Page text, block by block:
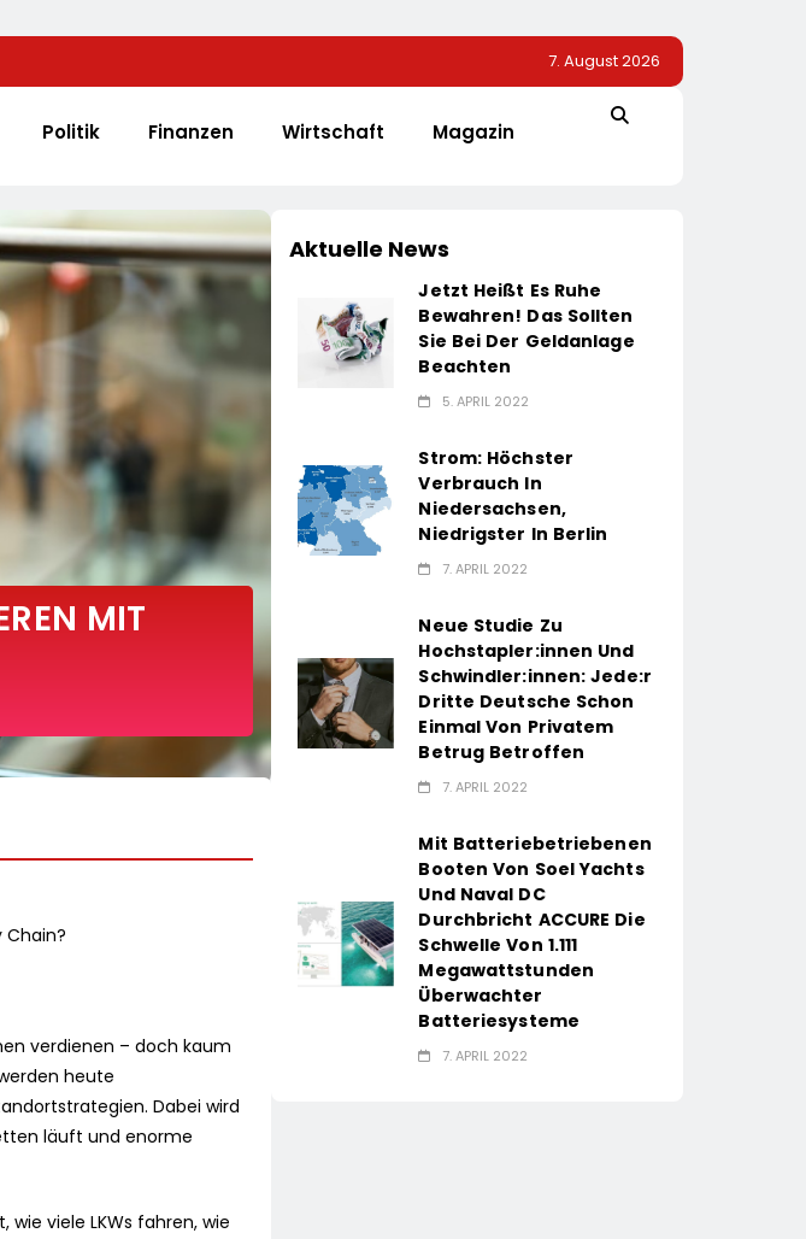
7. August 2026
Politik Finanzen Wirtschaft Magazin
MIT
verdienen – doch kaum
heute
Dabei wird
läuft und enorme
viele LKWs fahren, wie
Aktuelle News
Jetzt Heißt Es Ruhe
Bewahren! Das Sollten
Sie Bei Der Geldanlage
Beachten
5. APRIL 2022
Strom: Höchster
Verbrauch In
Niedersachsen,
Niedrigster In Berlin
7. APRIL 2022
Neue Studie Zu
Hochstapler:innen Und
Schwindler:innen: Jede:r
Dritte Deutsche Schon
Einmal Von Privatem
Betrug Betroffen
7. APRIL 2022
Mit Batteriebetriebenen
Booten Von Soel Yachts
Und Naval DC
Durchbricht ACCURE Die
Schwelle Von 1.111
Megawattstunden
Überwachter
Batteriesysteme
7. APRIL 2022